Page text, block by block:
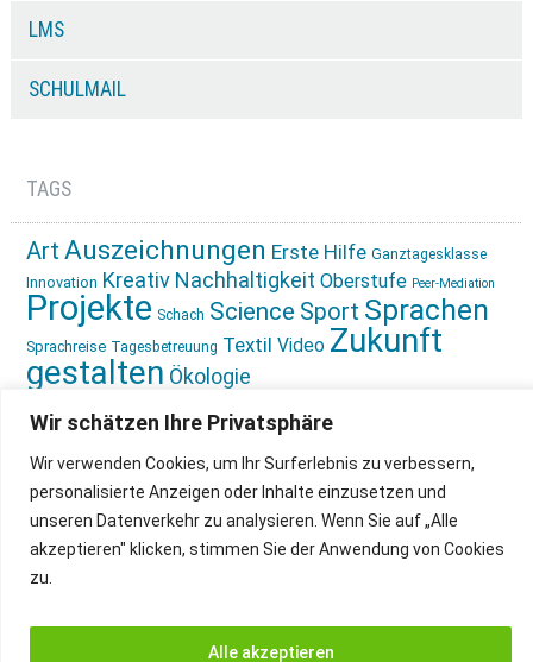
Wir schätzen Ihre Privatsphäre
Wir verwenden Cookies, um Ihr Surferlebnis zu verbessern,
personalisierte Anzeigen oder Inhalte einzusetzen und
unseren Datenverkehr zu analysieren. Wenn Sie auf „Alle
akzeptieren" klicken, stimmen Sie der Anwendung von Cookies
zu.
Alle akzeptieren
LMS
SCHULMAIL
TAGS
Art Auszeichnungen Erste Hilfe Ganztagesklasse
Innovation Kreativ Nachhaltigkeit Oberstufe Peer-Mediation
Projekte Schach Science Sport Sprachen
Sprachreise Tagesbetreuung Textil Video Zukunft
gestalten Ökologie
IMPRESSUM
INSTAGRAM